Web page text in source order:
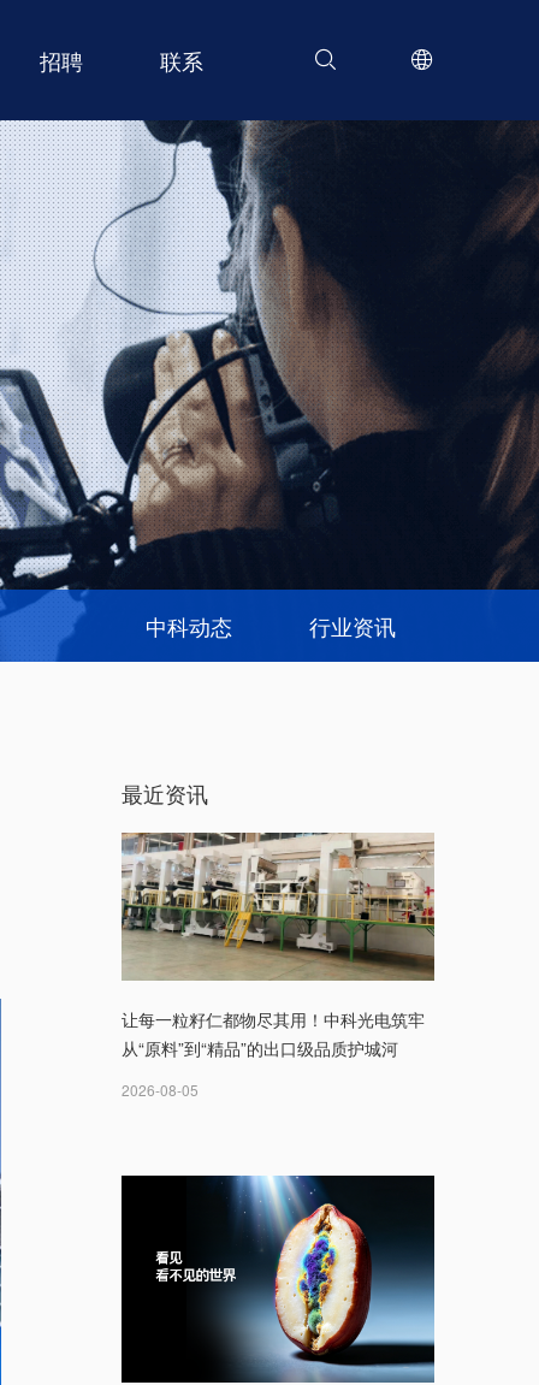
招聘 联系
中科动态 行业资讯
最近资讯
让每一粒籽仁都物尽其用！中科光电筑牢
从“原料”到“精品”的出口级品质护城河
2026-08-05